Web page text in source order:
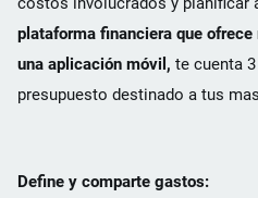
plataforma financiera que
una aplicación móvil, te cuenta
presupuesto destinado a tus
Define y comparte gastos: